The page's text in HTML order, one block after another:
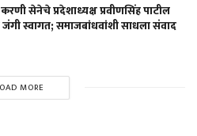
करणी सेनेचे प्रदेशाध्यक्ष प्रवीणसिंह पाटील
स्वागत; समाजबांधवांशी साधला संवाद
MORE